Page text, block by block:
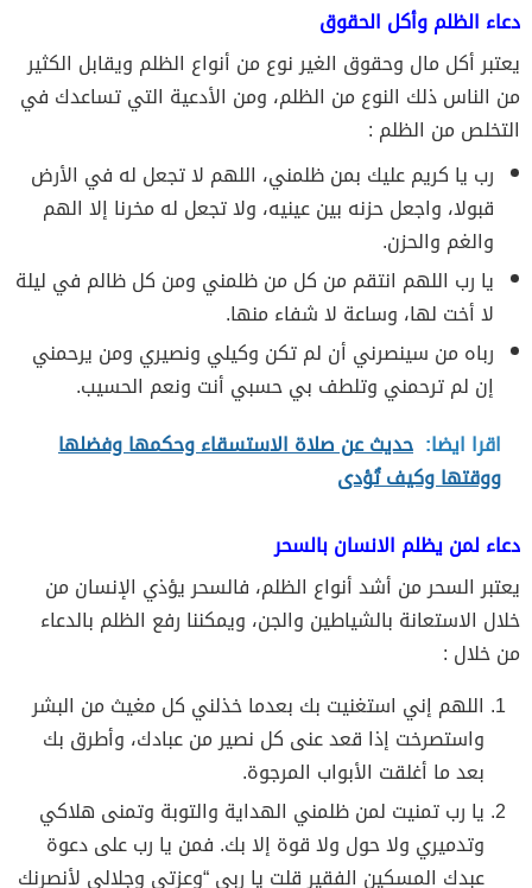
دعاء الظلم وأكل الحقوق
يعتبر أكل مال وحقوق الغير نوع من أنواع الظلم ويقابل الكثير
من الناس ذلك النوع من الظلم، ومن الأدعية التي تساعدك في
التخلص من الظلم :
رب يا كريم عليك بمن ظلمني، اللهم لا تجعل له في الأرض
قبولا، واجعل حزنه بين عينيه، ولا تجعل له مخرنا إلا الهم
والغم والحزن.
يا رب اللهم انتقم من كل من ظلمني ومن كل ظالم في ليلة
ﻻ أخت لها، وساعة ﻻ شفاء منها.
رباه من سينصرني أن لم تكن وكيلي ونصيري ومن يرحمني
إن لم ترحمني وتلطف بي حسبي أنت ونعم الحسيب.
اقرا ايضا: حديث عن صلاة الاستسقاء وحكمها وفضلها
ووقتها وكيف تُؤدى
دعاء لمن يظلم الانسان بالسحر
يعتبر السحر من أشد أنواع الظلم، فالسحر يؤذي الإنسان من
خلال الاستعانة بالشياطين والجن، ويمكننا رفع الظلم بالدعاء
من خلال :
اللهم إني استغنيت بك بعدما خذلني كل مغيث من البشر
واستصرخت إذا قعد عنى كل نصير من عبادك، وأطرق بك
بعد ما أغلقت الأبواب المرجوة.
يا رب تمنيت لمن ظلمني الهداية والتوبة وتمنى هلاكي
وتدميري ولا حول ولا قوة إلا بك. فمن يا رب على دعوة
عبدك المسكين الفقير قلت يا ربي “وعزتي وجلالي لأنصرنك